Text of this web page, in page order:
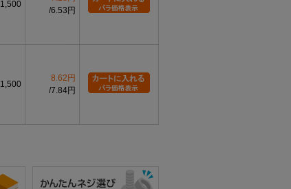
1,500
6.53円
1,500
8.62円
7.84円